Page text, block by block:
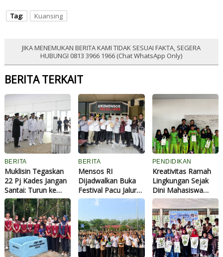
Tag: Kuansing
JIKA MENEMUKAN BERITA KAMI TIDAK SESUAI FAKTA, SEGERA
HUBUNGI 0813 3966 1966 (Chat WhatsApp Only)
BERITA TERKAIT
BERITA
Muklisin Tegaskan
22 Pj Kades Jangan
Santai: Turun ke
Lapangan,
Dengarkan Aspirasi
Masyarakat
BERITA
Mensos RI
Dijadwalkan Buka
Festival Pacu Jalur
Nasional 2026 di
PENDIDIKAN
Kreativitas Ramah
Lingkungan Sejak
Dini Mahasiswa
Kukerta UNRI Gelar
Pelatihan Eco-Print
Totebag untuk
Siswa SD Negeri
011 Pauh Angit